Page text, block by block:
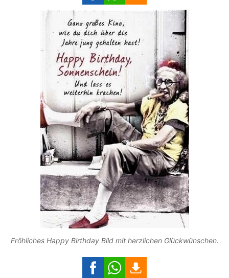
Fröhliches Happy Birthday Bild mit herzlichen Glückwünschen.